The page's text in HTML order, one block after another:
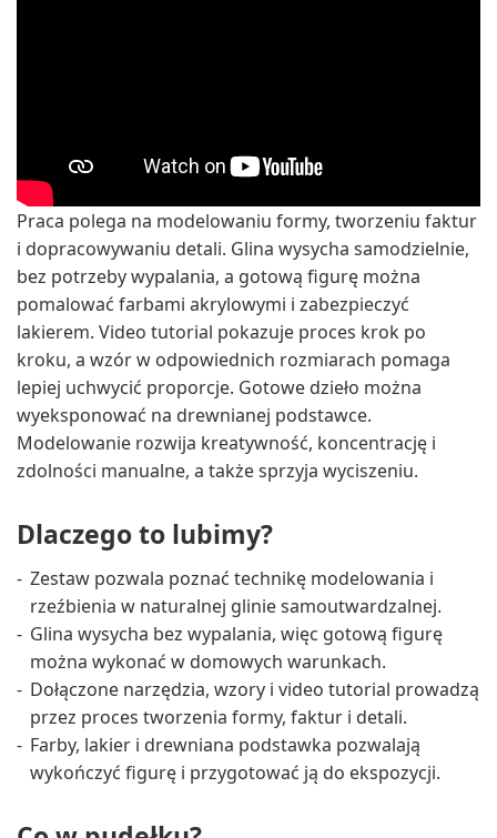
Praca polega na modelowaniu formy, tworzeniu faktur
i dopracowywaniu detali. Glina wysycha samodzielnie,
bez potrzeby wypalania, a gotową figurę można
pomalować farbami akrylowymi i zabezpieczyć
lakierem. Video tutorial pokazuje proces krok po
kroku, a wzór w odpowiednich rozmiarach pomaga
lepiej uchwycić proporcje. Gotowe dzieło można
wyeksponować na drewnianej podstawce.
Modelowanie rozwija kreatywność, koncentrację i
zdolności manualne, a także sprzyja wyciszeniu.
Dlaczego to lubimy?
Zestaw pozwala poznać technikę modelowania i
rzeźbienia w naturalnej glinie samoutwardzalnej.
Glina wysycha bez wypalania, więc gotową figurę
można wykonać w domowych warunkach.
Dołączone narzędzia, wzory i video tutorial prowadzą
przez proces tworzenia formy, faktur i detali.
Farby, lakier i drewniana podstawka pozwalają
wykończyć figurę i przygotować ją do ekspozycji.